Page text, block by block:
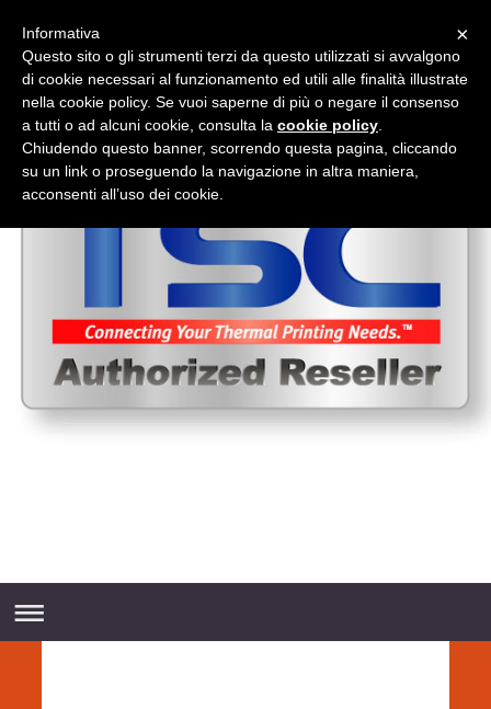
×
Informativa
Questo sito o gli strumenti terzi da questo utilizzati si avvalgono
di cookie necessari al funzionamento ed utili alle finalità illustrate
nella cookie policy. Se vuoi saperne di più o negare il consenso
a tutti o ad alcuni cookie, consulta la cookie policy
Chiudendo questo banner, scorrendo questa pagina, cliccando
su un link o proseguendo la navigazione in altra maniera,
acconsenti all’uso dei cookie.